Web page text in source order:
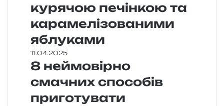
курячою печінкою та
карамелізованими
яблуками
11.04.2025
8 неймовірно
смачних способів
приготувати